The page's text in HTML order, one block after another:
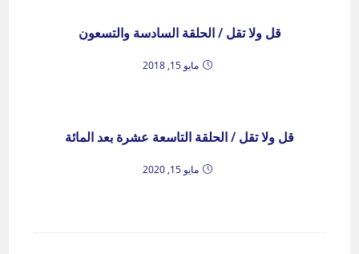
قل ولا تقل / الحلقة السادسة والتسعون
مايو 15, 2018
قل ولا تقل / الحلقة التاسعة عشرة بعد المائة
مايو 15, 2020